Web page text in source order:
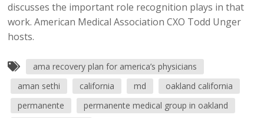
discusses the important role recognition plays in that
work. American Medical Association CXO Todd Unger
hosts.
ama recovery plan for america’s physicians
aman sethi
california md
oakland california
permanente
permanente medical group in oakland